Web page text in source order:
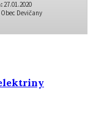
27.01.2020
Obec Devičany